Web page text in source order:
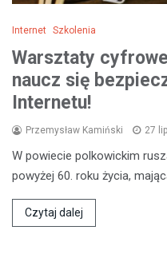
Internet Szkolenia
Warsztaty
naucz się
Internetu!
Przemysław Kamiński 27
W powiecie polkowickim
powyżej 60. roku życia,
Czytaj dalej